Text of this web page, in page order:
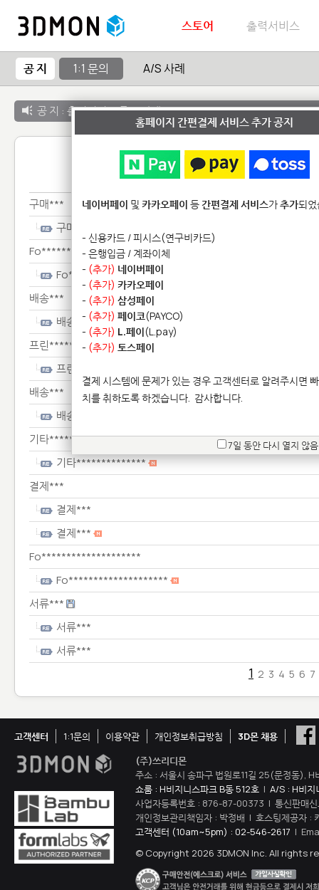
스토어 출력서비스
공 지 1:1 문의 A/S 사례
공 지 : 출력서비스 종료 안내
1:1 문
구매***
구매***
Fo********************
Fo********************
배송***
배송***
프린****************
프린****************
배송***
배송***
기타**************
기타**************
결제***
결제***
결제***
Fo********************
Fo********************
서류***
서류***
서류***
1 2 3 4 5 6 7
고객센터 1:1문의 이용약관 개인정보취급방침
3D몬 채용
(주)쓰리디몬
주소 : 서울시 송파구 법원로11길 25(문정동),
쇼룸 : H비지니스파크 B동 512호 | A/S : H비지
사업자등록번호 : 876-87-00373 | 통신판매
개인정보관리책임자 : 박정배 | 호스팅제공자 :
고객센터 (10am~5pm) : 02-546-2617 |
© Copyright 2026 3DMON Inc. All rights
홈페이지 간편결제 서비스 추가 공지
네이버페이 및 카카오페이 등간편결제 서비스가추가되
- 신용카드 / 피시스(연구비카드)
- 은행입금 / 계좌이체
- (추가) 네이버페이
- (추가) 카카오페이
- (추가) 삼성페이
- (추가) 페이코(PAYCO)
- (추가) L.페이(L.pay)
- (추가) 토스페이
결제 시스템에 문제가 있는 경우 고객센터로 알려주시면
치를 취하도록 하겠습니다. 감사합니다.
7일 동안 다시 열지 않음